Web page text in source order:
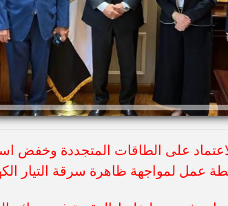
على الطاقات المتجددة وخفض
عمل لمواجهة ظاهرة سرقة التيار